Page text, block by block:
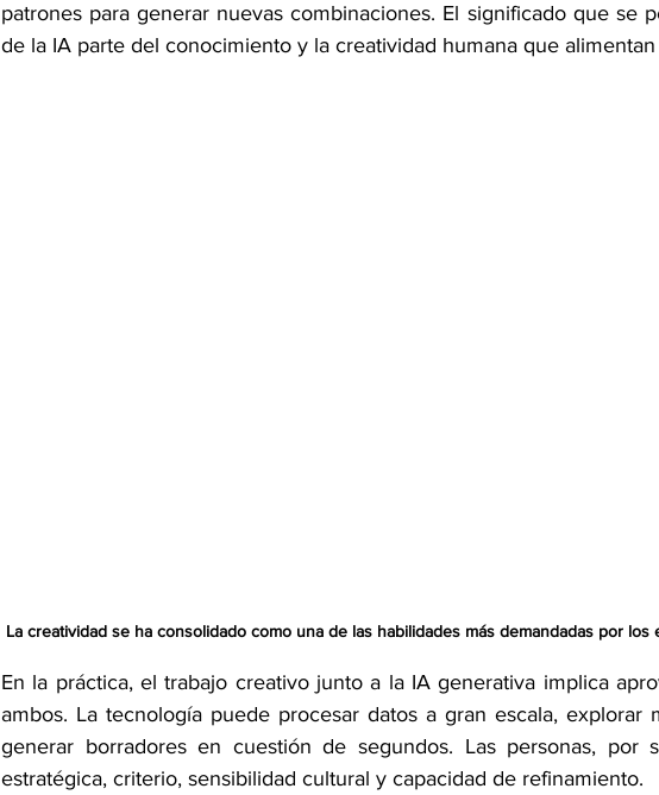
patrones para generar nuevas combinaciones. El significado que se
de la IA parte del conocimiento y la creatividad humana que alimentan
La creatividad se ha consolidado como una de las habilidades más demandadas por
En la práctica, el trabajo creativo junto a la IA generativa implica
ambos. La tecnología puede procesar datos a gran escala, explorar
generar borradores en cuestión de segundos. Las personas, por
estratégica, criterio, sensibilidad cultural y capacidad de refinamiento.